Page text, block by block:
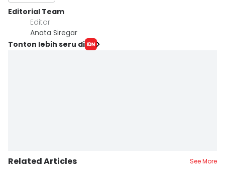
Editorial Team
Editor
Anata Siregar
Tonton lebih seru di
Related Articles See More